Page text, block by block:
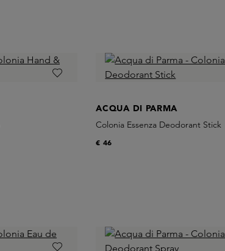
ACQUA DI PARMA
Colonia Essenza Deodorant Stick
€ 46